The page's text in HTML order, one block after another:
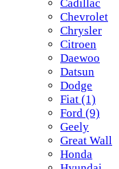
Cadillac
Chevrolet
Chrysler
Citroen
Daewoo
Datsun
Dodge
Fiat (1)
Ford (9)
Geely
Great Wall
Honda